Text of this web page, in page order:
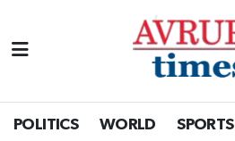
POLITICS WORLD SPORTS
Nöbetçi Eczaneler